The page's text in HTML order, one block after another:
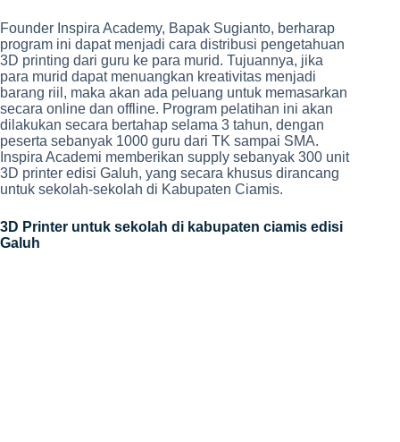
Founder Inspira Academy, Bapak Sugianto, berharap
program ini dapat menjadi cara distribusi pengetahuan
3D printing dari guru ke para murid. Tujuannya, jika
para murid dapat menuangkan kreativitas menjadi
barang riil, maka akan ada peluang untuk memasarkan
secara online dan offline. Program pelatihan ini akan
dilakukan secara bertahap selama 3 tahun, dengan
peserta sebanyak 1000 guru dari TK sampai SMA.
Inspira Academi memberikan supply sebanyak 300 unit
3D printer edisi Galuh, yang secara khusus dirancang
untuk sekolah-sekolah di Kabupaten Ciamis.
3D Printer untuk sekolah di kabupaten ciamis edisi
Galuh